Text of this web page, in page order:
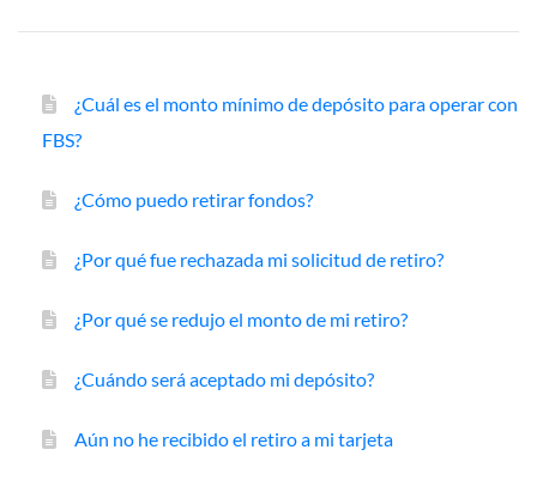
¿Cuál es el monto mínimo de depósito para operar con
FBS?
¿Cómo puedo retirar fondos?
¿Por qué fue rechazada mi solicitud de retiro?
¿Por qué se redujo el monto de mi retiro?
¿Cuándo será aceptado mi depósito?
Aún no he recibido el retiro a mi tarjeta